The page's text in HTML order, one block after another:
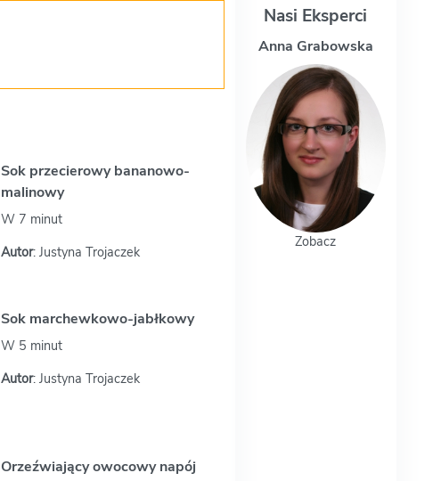
Sok przecierowy bananowo-
malinowy
W 7 minut
Autor: Justyna Trojaczek
Sok marchewkowo-jabłkowy
W 5 minut
Autor: Justyna Trojaczek
Orzeźwiający owocowy napój
Nasi Eksperci
Anna Grabowska
Zobacz